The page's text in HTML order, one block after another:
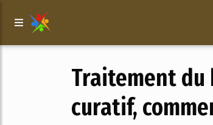
Traitement du
curatif,